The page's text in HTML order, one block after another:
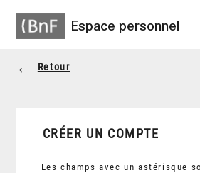
Espace personnel
Retour
CRÉER UN COMPTE
Les champs avec un astérisque